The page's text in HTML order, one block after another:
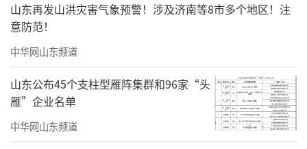
演绎海底奔月再现传统神话故事
私密康养空间中秋共赴养生之旅
山东再发山洪灾害气象预警！涉及济南等8市多个地区！注
意防范！
中华网山东频道
山东公布45个支柱型雁阵集群和96家“头
雁”企业名单
中华网山东频道